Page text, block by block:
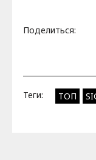
Поделиться:
Теги: ТОП